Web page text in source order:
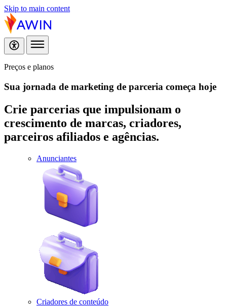
Skip to main content
Preços e planos
Sua jornada de marketing de parceria começa hoje
Crie parcerias que impulsionam o
crescimento de marcas, criadores,
parceiros afiliados e agências.
Anunciantes
Criadores de conteúdo